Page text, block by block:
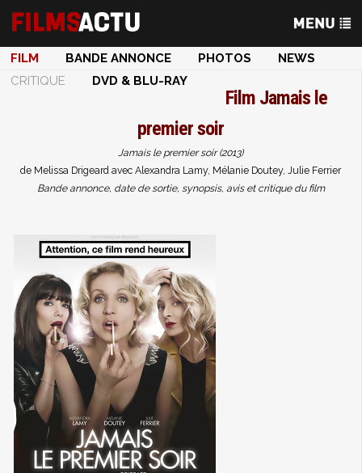
FILM BANDE ANNONCE PHOTOS
NEWS
CRITIQUE
DVD & BLU-RAY
Film Jamais le
premier soir
Jamais le premier soir (2013)
de Melissa Drigeard avec Alexandra Lamy, Mélanie Doutey, Julie Ferrier
Bande annonce, date de sortie, synopsis, avis et critique du film